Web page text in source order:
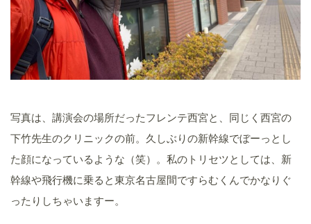
写真は、講演会の場所だったフレンテ西宮と、同じく西宮の
下竹先生のクリニックの前。久しぶりの新幹線でぼーっとし
た顔になっているような（笑）。私のトリセツとしては、新
幹線や飛行機に乗ると東京名古屋間ですらむくんでかなりぐ
ったりしちゃいますー。